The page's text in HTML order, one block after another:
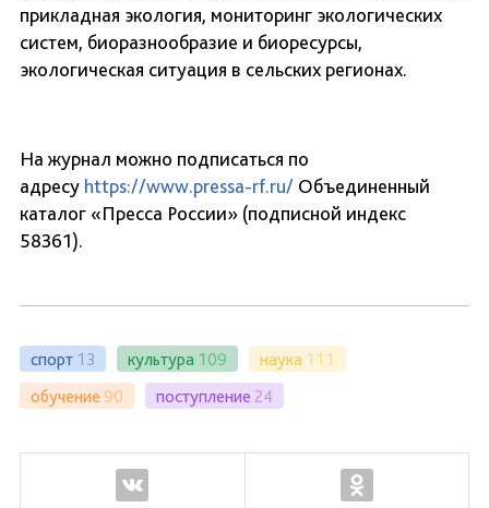
прикладная экология, мониторинг экологических
систем, биоразнообразие и биоресурсы,
экологическая ситуация в сельских регионах.
На журнал можно подписаться по
адресу https://www.pressa-rf.ru/ Объединенный
каталог «Пресса России» (подписной индекс
58361).
спорт 13 культура 109 наука 111
обучение 90 поступление 24